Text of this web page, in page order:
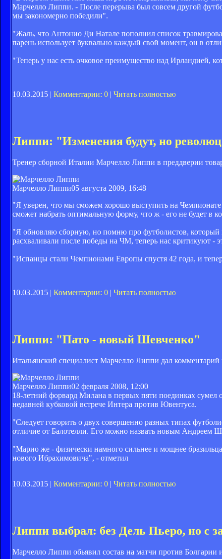
Марчелло Липпи. - После перерыва был совсем другой
мы закономерно победили".
"Жаль, что Антонио Ди Натале пополнил список
парень использует буквально каждый свой момент, он в
"Теперь у нас есть очковое преимущество над Ирландией,
10.03.2015 | Комментарии: 0 | Читать полностью
Липпи: "Изменения будут, но
Тренер сборной Италии Марчелло Липпи в преддверии
Марчелло Липпи05 августа 2009, 16:48
"Я уверен, что мы сможем хорошо выступить на
сможет набрать оптимальную форму, что ж - его не будет в
"Я обновляю сборную, но помню про футболистов, который
расхваливали после победы на ЧМ, теперь нас критикуют -
"Испанцы стали Чемпионами Европы спустя 42 года, и
10.03.2015 | Комментарии: 0 | Читать полностью
Липпи: "Пато - новый Шевченко"
Итальянский специалист Марчелло Липпи дал
Марчелло Липпи02 февраля 2008, 12:00
18-летний форвард Милана в первых пяти поединках сумел
недавней кубковой встрече Интера против Ювентуса.
"Следует говорить о двух совершенно разных типах
отличие от Балотелли. Его можно назвать новым Андреем
"Марио же - физически намного сильнее и мощнее
нового Ибрахимовича", - отметил
10.03.2015 | Комментарии: 0 | Читать полностью
Липпи выбрал: без Дель Пьеро, но с
Марчелло Липпи обьявил состав на матчи против Болгарии